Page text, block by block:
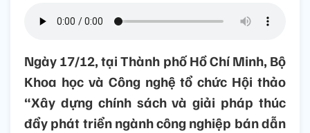
Ngày 17/12, tại Thành phố Hồ Chí Minh, Bộ
Khoa học và Công nghệ tổ chức Hội thảo
“Xây dựng chính sách và giải pháp thúc
đẩy phát triển ngành công nghiệp bán dẫn